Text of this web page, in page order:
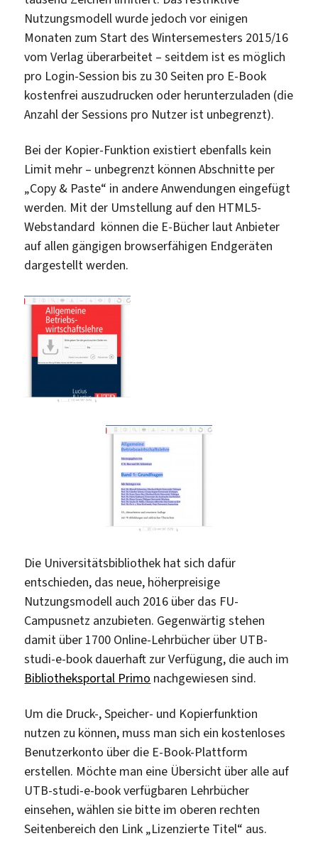
Nutzungsmodell wurde jedoch vor einigen
Monaten zum Start des Wintersemesters 2015/16
vom Verlag überarbeitet – seitdem ist es möglich
pro Login-Session bis zu 30 Seiten pro E-Book
kostenfrei auszudrucken oder herunterzuladen (die
Anzahl der Sessions pro Nutzer ist unbegrenzt).
Bei der Kopier-Funktion existiert ebenfalls kein
Limit mehr – unbegrenzt können Abschnitte per
„Copy & Paste“ in andere Anwendungen eingefügt
werden. Mit der Umstellung auf den HTML5-
Webstandard können die E-Bücher laut Anbieter
auf allen gängigen browserfähigen Endgeräten
dargestellt werden.
Die Universitätsbibliothek hat sich dafür
entschieden, das neue, höherpreisige
Nutzungsmodell auch 2016 über das FU-
Campusnetz anzubieten. Gegenwärtig stehen
damit über 1700 Online-Lehrbücher über UTB-
studi-e-book dauerhaft zur Verfügung, die auch im
Bibliotheksportal Primo nachgewiesen sind.
Um die Druck-, Speicher- und Kopierfunktion
nutzen zu können, muss man sich ein kostenloses
Benutzerkonto über die E-Book-Plattform
erstellen. Möchte man eine Übersicht über alle auf
UTB-studi-e-book verfügbaren Lehrbücher
einsehen, wählen sie bitte im oberen rechten
Seitenbereich den Link „Lizenzierte Titel“ aus.